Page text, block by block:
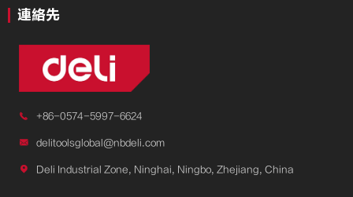
連絡先
 +86-0574-5997-6624
 delitoolsglobal@nbdeli.com
 Deli Industrial Zone, Ninghai, Ningbo, Zhejiang, China